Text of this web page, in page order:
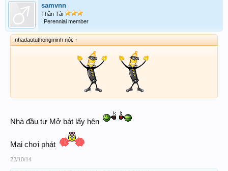
samvnn
Thần Tài
Perennial member
nhadaututhongminh nói: ↑
Nhà đầu tư Mở bát lấy hên
Mai chơi phát
22/10/14